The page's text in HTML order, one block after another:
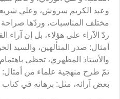
وعبد الكريم سروش، وعلي
مختلف المناسبات، وردّها
ردّ الآراء على هؤلاء، بل إن آراء
أمثال: صدر المتألهين، والسيد
والأستاذ المطهري، تحظى
تمّ طرح منهجية علماء من أمثال:
بعض آرائه، مثل: برهانه في كتاب